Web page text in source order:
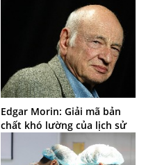
Edgar Morin: Giải mã bản
chất khó lường của lịch sử